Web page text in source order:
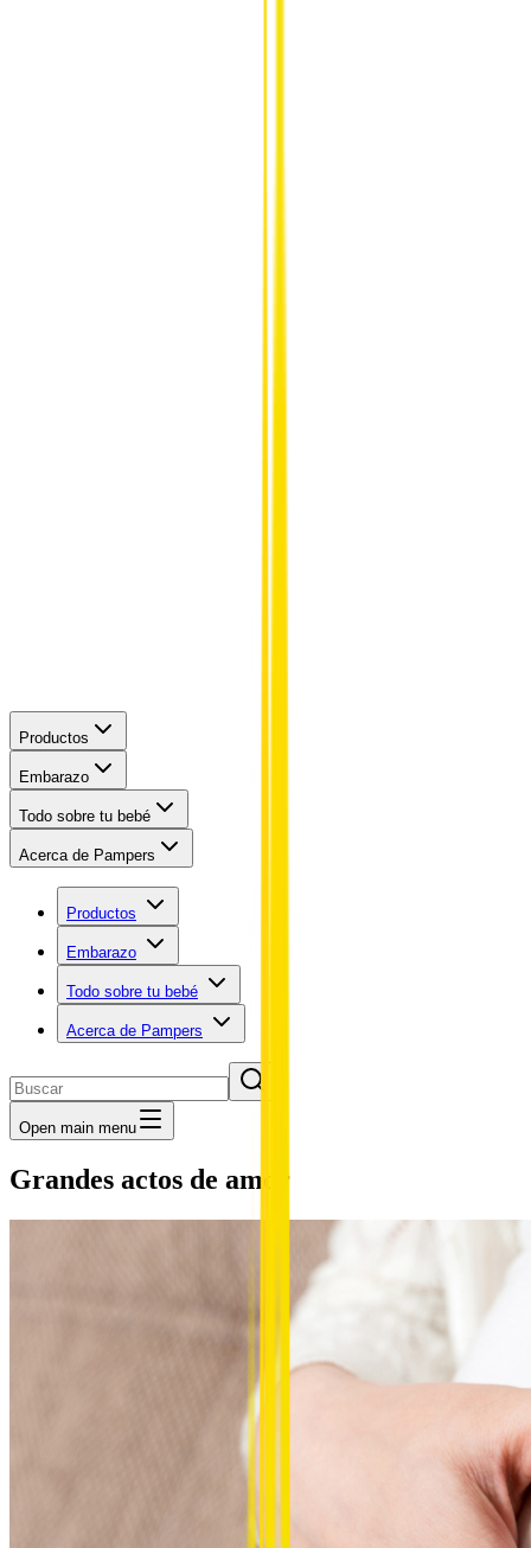
Productos
Embarazo
Todo sobre tu bebé
Acerca de Pampers
Productos
Embarazo
Todo sobre tu bebé
Acerca de Pampers
Open main menu
Grandes actos de amor